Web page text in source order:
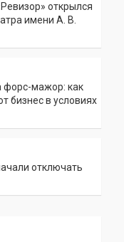
открылся
имени А. В.
форс-мажор: как
бизнес в условиях
отключать